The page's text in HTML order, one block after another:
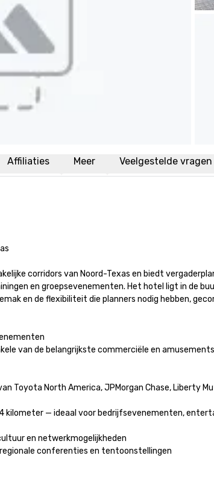
Affiliaties Meer Veelgestelde vragen
corridors van Noord-Texas en biedt
en groepsevenementen. Het hotel ligt in de
en de flexibiliteit die planners nodig hebben,
van de belangrijkste commerciële en
Toyota North America, JPMorgan Chase, Liberty
kilometer — ideaal voor bedrijfsevenementen,
en netwerkmogelijkheden
conferenties en tentoonstellingen